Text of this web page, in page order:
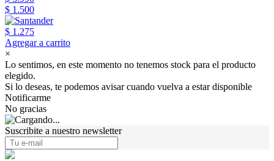
$ 1.500
$ 1.275
Agregar a carrito
×
Lo sentimos, en este momento no tenemos stock para el producto
elegido.
Si lo deseas, te podemos avisar cuando vuelva a estar disponible
Notificarme
No gracias
Suscribite a nuestro newsletter